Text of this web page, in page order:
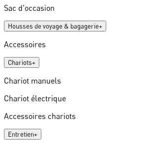
Sac d'occasion
Housses de voyage & bagagerie+
Accessoires
Chariots+
Chariot manuels
Chariot électrique
Accessoires chariots
Entretien+